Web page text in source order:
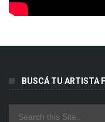
BUSCÁ TU ARTISTA